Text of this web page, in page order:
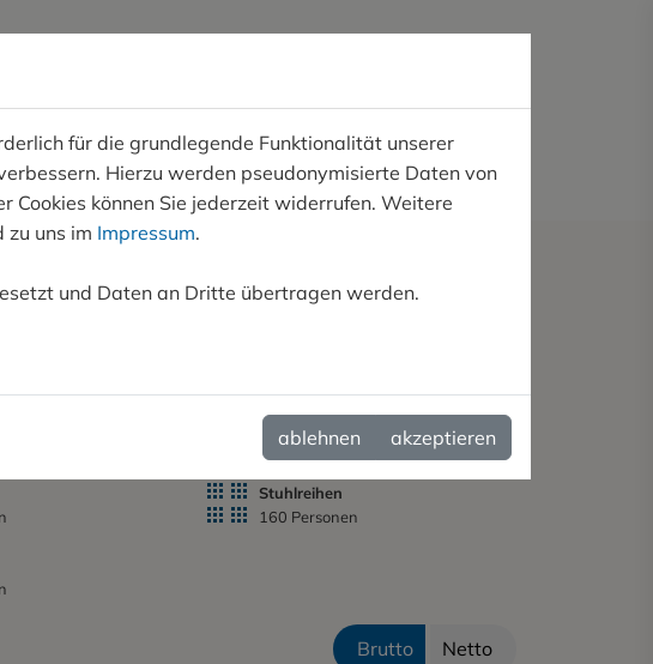
ist das Laden aktuell nicht möglich.
JETZTBUCHEN
Tageslicht
Stuhlreihen
160 Personen
Brutto Netto
für die grundlegende Funktionalität unserer
Hierzu werden pseudonymisierte Daten von
können Sie jederzeit widerrufen. Weitere
zu uns im Impressum.
und Daten an Dritte übertragen werden.
ablehnen akzeptieren